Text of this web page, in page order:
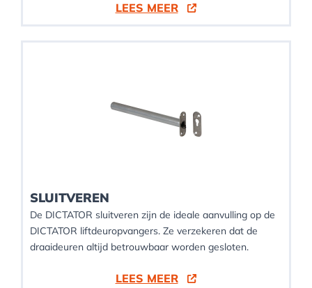
LEES MEER
SLUITVEREN
De DICTATOR sluitveren zijn de ideale aanvulling op de
DICTATOR liftdeuropvangers. Ze verzekeren dat de
draaideuren altijd betrouwbaar worden gesloten.
LEES MEER